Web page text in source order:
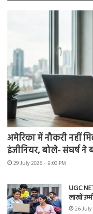
अमेरिका में नौकरी नहीं
इंजीनियर, बोले- संघर्ष
29 July 2026 - 8:00 PM
UGC
लाखों
26 July